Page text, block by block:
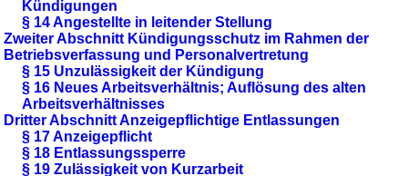
Kündigungen
§ 14 Angestellte in leitender Stellung
Zweiter Abschnitt Kündigungsschutz im Rahmen der
Betriebsverfassung und Personalvertretung
§ 15 Unzulässigkeit der Kündigung
§ 16 Neues Arbeitsverhältnis; Auflösung des alten
Arbeitsverhältnisses
Dritter Abschnitt Anzeigepflichtige Entlassungen
§ 17 Anzeigepflicht
§ 18 Entlassungssperre
§ 19 Zulässigkeit von Kurzarbeit